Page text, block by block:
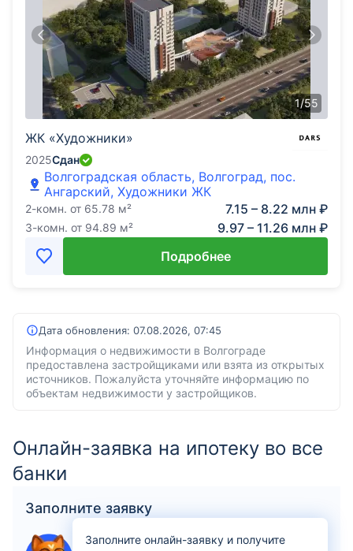
1/55
ЖК «Художники»
2025Сдан
Волгоградская область, Волгоград, пос.
Ангарский, Художники ЖК
2-комн. от 65.78 м² 7.15 – 8.22 млн ₽
3-комн. от 94.89 м²
9.97 – 11.26 млн ₽
Подробнее
Дата обновления: 07.08.2026, 07:45
Информация о недвижимости в Волгограде
предоставлена застройщиками или взята из открытых
источников. Пожалуйста уточняйте информацию по
объектам недвижимости у застройщиков.
Онлайн-заявка на ипотеку во все
банки
Заполните заявку
Заполните онлайн-заявку и получите